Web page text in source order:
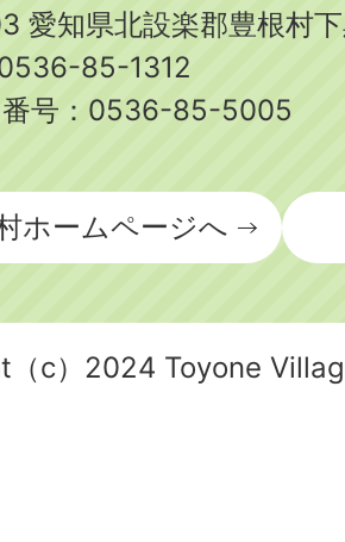
愛知県北設楽郡豊根村
85-1312
号： 0536-85-5005
ホームページへ
（c）2024 Toyone